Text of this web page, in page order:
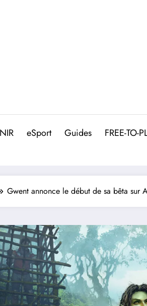
eSport Guides FREE-TO-
Gwent annonce le début de sa bêta sur